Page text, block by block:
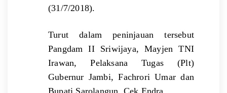
(31/7/2018).
Turut dalam peninjauan tersebut
Pangdam II Sriwijaya, Mayjen TNI
Irawan, Pelaksana Tugas (Plt)
Gubernur Jambi, Fachrori Umar dan